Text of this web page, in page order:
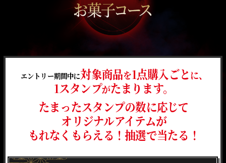
エントリー期間中に対象商品を1点購入ごとに、
1スタンプがたまります。
たまったスタンプの数に応じて
オリジナルアイテムが
もれなくもらえる！抽選で当たる！